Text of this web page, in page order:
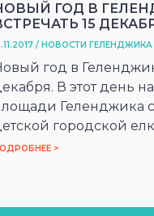
ГОД В
15
/ НОВОСТИ ГЕЛЕНДЖИКА
год в
В этот день
Геленджика
городской
>